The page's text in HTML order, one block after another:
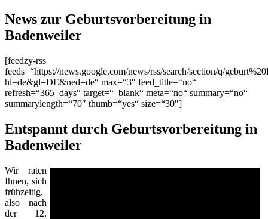
News zur Geburtsvorbereitung in
Badenweiler
[feedzy-rss
feeds=“https://news.google.com/news/rss/search/section/q/
hl=de&gl=DE&ned=de“ max=“3″ feed_title=“no“
refresh=“365_days“ target=“_blank“ meta=“no“ summary=“no“
summarylength=“70″ thumb=“yes“ size=“30″]
Entspannt durch Geburtsvorbereitung in
Badenweiler
Wir raten
Ihnen, sich
frühzeitig,
also nach
der 12.